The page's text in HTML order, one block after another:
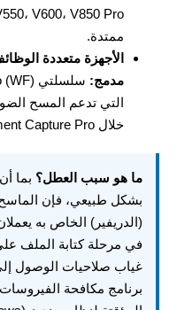
ممتدة.
الأجهزة متعددة
مدمج:
التي تدعم المسح
خلال Document Capture Pro.
ما هو سبب العطل؟ بما
بشكل طبيعي، فإن
(الدريفير) الخاص به
في مرحلة كتابة الملف
غياب صلاحيات الوصول
برنامج مكافحة